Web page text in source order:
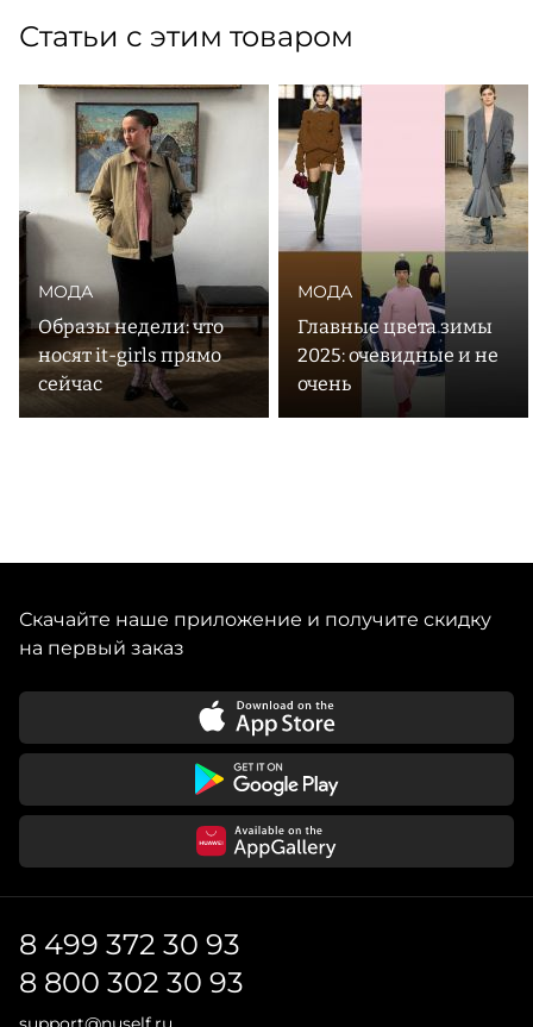
Статьи с этим товаром
МОДА
Образы недели: что
носят it-girls прямо
сейчас
МОДА
Главные цвета зимы
2025: очевидные и не
очень
Скачайте наше приложение и получите скидку
на первый заказ
8 499 372 30 93
8 800 302 30 93